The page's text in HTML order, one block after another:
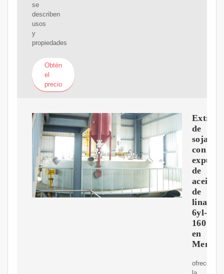
se
describen
usos
y
propiedades
Obtén
el
precio
de
soja
con
de
aceite
de
linaza
6yl-
160
en
ofrece